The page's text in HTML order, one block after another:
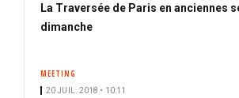
La Traversée de Paris en anciennes
dimanche
MEETING
20 JUIL. 2018 • 10:11